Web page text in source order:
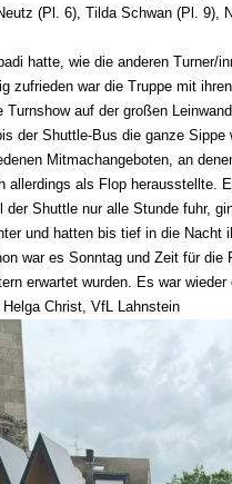
(Pl. 6), Tilda Schwan (Pl. 9),
hatte, wie die anderen Turner/
zufrieden war die Truppe mit
Turnshow auf der großen
der Shuttle-Bus die ganze
Mitmachangeboten, an
allerdings als Flop herausstellte.
der Shuttle nur alle Stunde fuhr,
und hatten bis tief in die Nacht
war es Sonntag und Zeit für
erwartet wurden. Es war
Helga Christ, VfL Lahnstein